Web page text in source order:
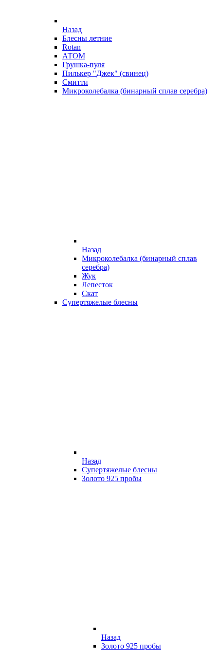
Назад
Блесны летние
Rotan
АТОМ
Грушка-пуля
Пилькер "Джек" (свинец)
Смитти
Микроколебалка (бинарный сплав серебра)
Назад
Микроколебалка (бинарный сплав
серебра)
Жук
Лепесток
Скат
Супертяжелые блесны
Назад
Супертяжелые блесны
Золото 925 пробы
Назад
Золото 925 пробы